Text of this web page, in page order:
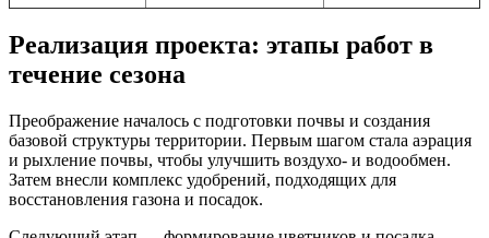
Реализация проекта: этапы работ в
течение сезона
Преображение началось с подготовки почвы и создания
базовой структуры территории. Первым шагом стала аэрация
и рыхление почвы, чтобы улучшить воздухо- и водообмен.
Затем внесли комплекс удобрений, подходящих для
восстановления газона и посадок.